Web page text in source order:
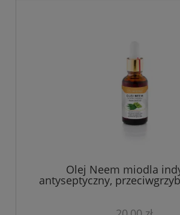
Olej Neem miodla
antyseptyczny,